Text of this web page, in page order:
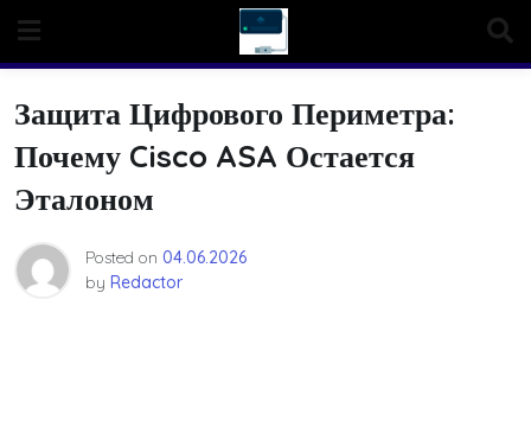
content
Защита Цифрового Периметра:
Почему Cisco ASA Остается
Эталоном
Posted on 04.06.2026
by Redactor